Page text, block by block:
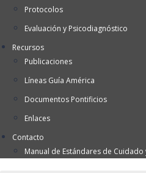
Protocolos
Evaluación y Psicodiagnóstico
Recursos
Publicaciones
Líneas Guía América
Documentos Pontificios
Enlaces
Contacto
Manual de Estándares de